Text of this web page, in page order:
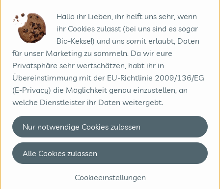
Eventuell etwas Wasser nachgießen.
3. Aus dem Ofen nehmen, mit dem Zitronensaft der
zweiten Zitronenhälfte beträufeln, und alles mit einem
großen Kochlöffel umrühren. Falls man frische Kräuter hat,
werden diese nun untergerührt. Warm servieren.
TIPP
Man kann auch
mitbacken. Gehackte Basilikumblätter schmecken prima
dazu. Mit einem frischen,grünen Salatkann man das
Gericht ergänzen.
Hallo ihr Lieben, ihr helft uns sehr, wenn
ihr Cookies zulasst (bei uns sind es sogar
Bio-Kekse!) und uns somit erlaubt, Daten
für unser Marketing zu sammeln. Da wir eure
Privatsphäre sehr wertschätzen, habt ihr in
Übereinstimmung mit der EU-Richtlinie 2009/136/EG
(E-Privacy) die Möglichkeit genau einzustellen, an
welche Dienstleister ihr Daten weitergebt.
Cookieeinstellungen
Nur notwendige Cookies zulassen
Alle Cookies zulassen